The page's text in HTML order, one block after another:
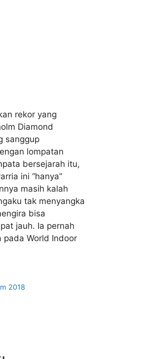
rekor yang
Diamond
sanggup
lompatan
bersejarah itu,
ini “hanya”
masih kalah
tak menyangka
bisa
jauh. Ia pernah
pada World Indoor
2018